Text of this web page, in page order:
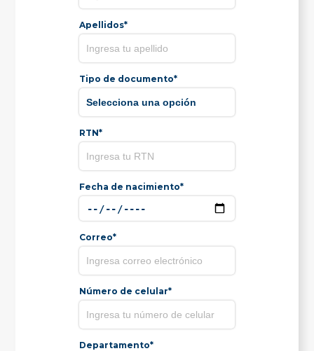
Apellidos*
Tipo de documento*
RTN*
Fecha de nacimiento*
Correo*
Número de celular*
Departamento*